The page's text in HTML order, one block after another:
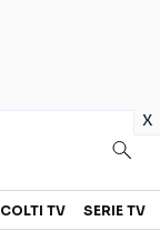
x
TV SERIE TV